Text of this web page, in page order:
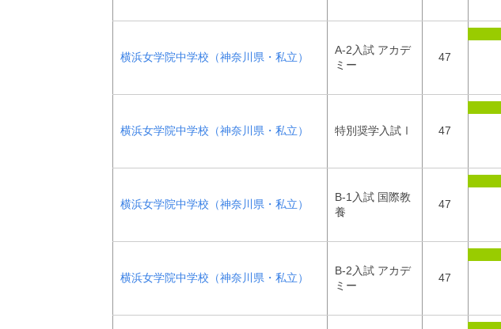
横浜女学院中学校（神奈川県・私立）
A-2入試 アカデ
ミー
47
横浜女学院中学校（神奈川県・私立） 特別奨学入試Ⅰ 47
横浜女学院中学校（神奈川県・私立）
B-1入試 国際教
養
47
横浜女学院中学校（神奈川県・私立）
B-2入試 アカデ
ミー
47